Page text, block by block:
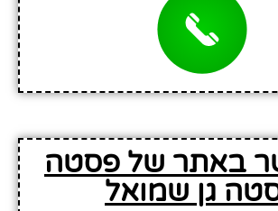
באתר של פסטה
גן שמואל